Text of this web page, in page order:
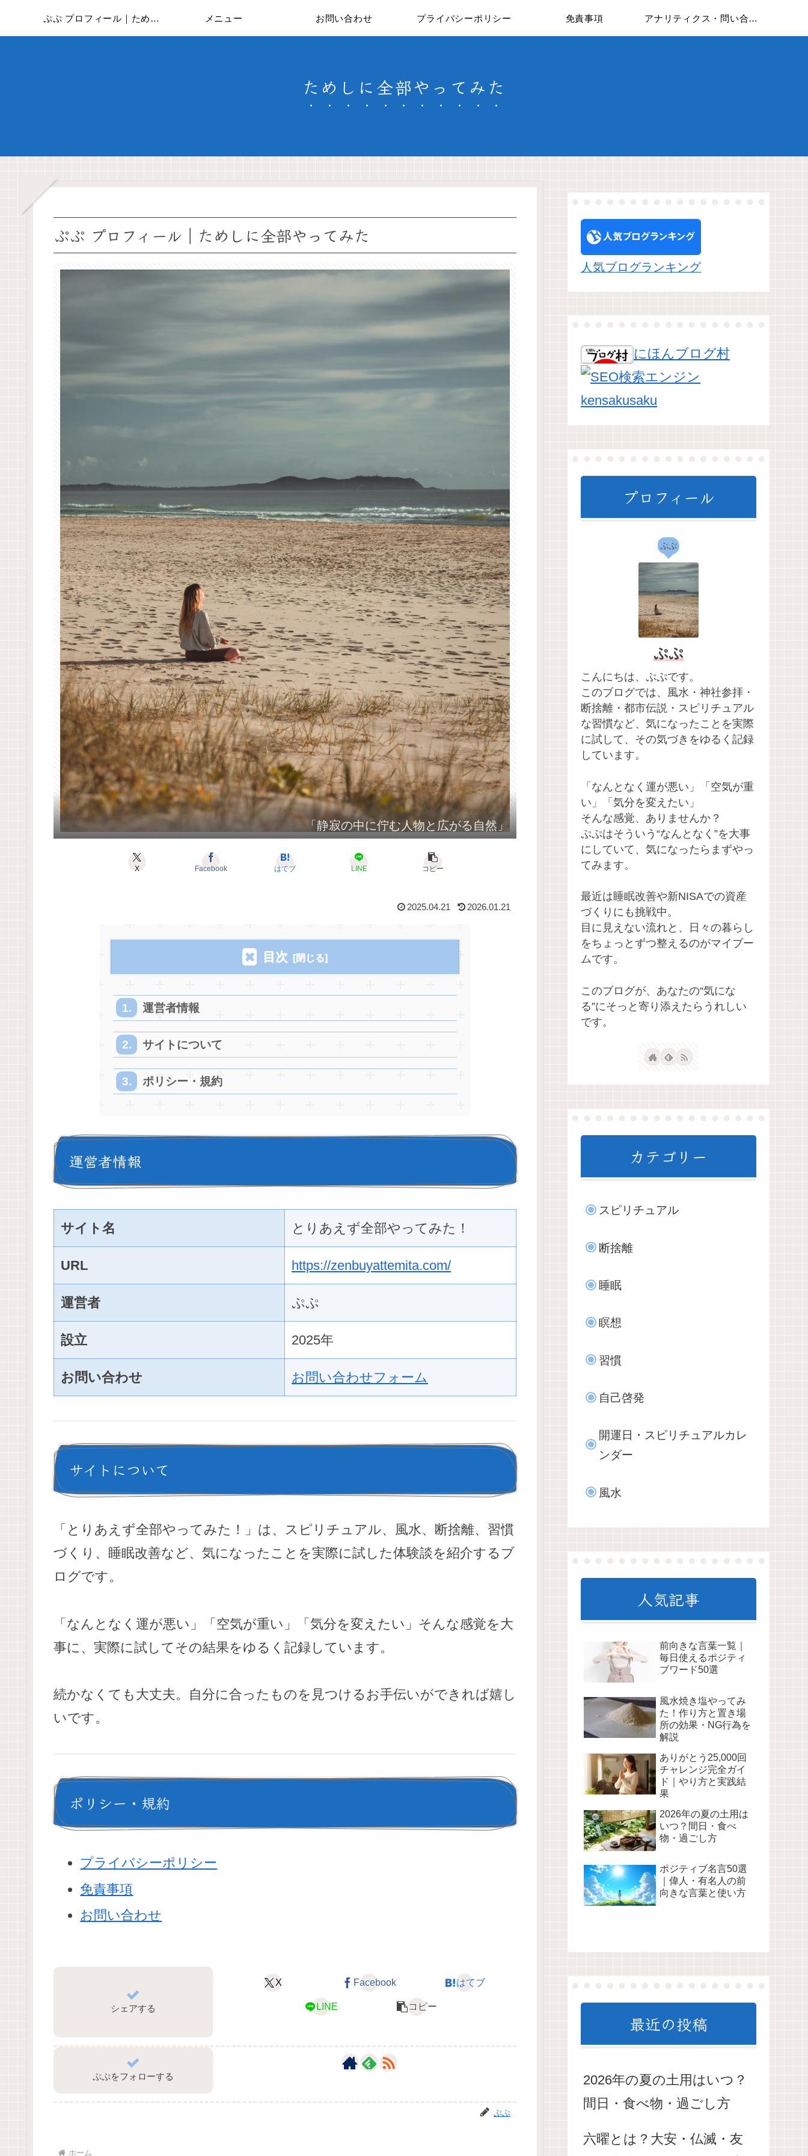
ためしに全部やってみた
ぷぷ プロフィール｜ためしに全部やってみた メニュー お問い合わせ プライバシーポリシー 免責事項 アナリティクス・問い合わせフォームについて
ぷぷ プロフィール｜ためしに全部やってみた
「静寂の中に佇む人物と広がる自然」
X Facebook はてブ LINE コピー
2025.04.21 2026.01.21
目次
運営者情報
サイトについて
ポリシー・規約
運営者情報
サイト名 とりあえず全部やってみた！
URL https://zenbuyattemita.com/
運営者 ぷぷ
設立 2025年
お問い合わせ お問い合わせフォーム
サイトについて
「とりあえず全部やってみた！」は、スピリチュアル、風水、断捨離、習慣
づくり、睡眠改善など、気になったことを実際に試した体験談を紹介するブ
ログです。
「なんとなく運が悪い」「空気が重い」「気分を変えたい」そんな感覚を大
事に、実際に試してその結果をゆるく記録しています。
続かなくても大丈夫。自分に合ったものを見つけるお手伝いができれば嬉し
いです。
ポリシー・規約
プライバシーポリシー
免責事項
お問い合わせ
シェアする
X Facebook はてブ
LINE コピー
ぷぷをフォローする
ぷぷ
ホーム
人気ブログランキング
にほんブログ村
プロフィール
ぷぷ
ぷぷ
こんにちは、ぷぷです。
このブログでは、風水・神社参拝・
断捨離・都市伝説・スピリチュアル
な習慣など、気になったことを実際
に試して、その気づきをゆるく記録
しています。
「なんとなく運が悪い」「空気が重
い」「気分を変えたい」
そんな感覚、ありませんか？
ぷぷはそういう“なんとなく”を大事
にしていて、気になったらまずやっ
てみます。
最近は睡眠改善や新NISAでの資産
づくりにも挑戦中。
目に見えない流れと、日々の暮らし
をちょっとずつ整えるのがマイブー
ムです。
このブログが、あなたの“気にな
る”にそっと寄り添えたらうれしい
です。
カテゴリー
スピリチュアル
断捨離
睡眠
瞑想
習慣
自己啓発
開運日・スピリチュアルカレ
ンダー
風水
人気記事
前向きな言葉一覧｜
毎日使えるポジティ
ブワード50選
風水焼き塩やってみ
た！作り方と置き場
所の効果・NG行為を
解説
ありがとう25,000回
チャレンジ完全ガイ
ド｜やり方と実践結
果
2026年の夏の土用は
いつ？間日・食べ
物・過ごし方
ポジティブ名言50選
｜偉人・有名人の前
向きな言葉と使い方
最近の投稿
2026年の夏の土用はいつ？
間日・食べ物・過ごし方
六曜とは？大安・仏滅・友